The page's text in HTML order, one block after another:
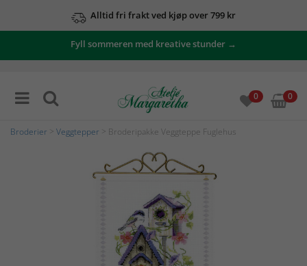
Alltid fri frakt ved kjøp over 799 kr
Fyll sommeren med kreative stunder →
0 0
Broderier Veggtepper > Broderipakke Veggteppe Fuglehus